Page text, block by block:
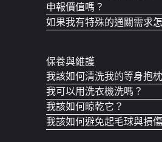
申報價值嗎？
如果我有特殊的通關需求
保養與維護
我該如何清洗我的等身抱
我可以用洗衣機洗嗎？
我該如何晾乾它？
我該如何避免起毛球與損